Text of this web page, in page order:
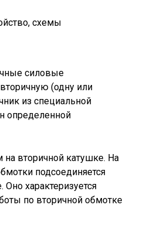
силовые
(одну или
из специальной
определенной
вторичной катушке. На
подсоединяется
характеризуется
по вторичной обмотке